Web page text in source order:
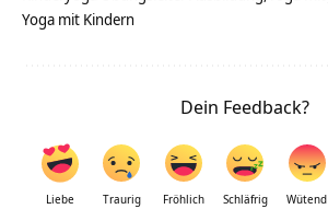
Yoga mit Kindern
Dein Feedback?
Liebe Traurig Fröhlich Schläfrig Wütend